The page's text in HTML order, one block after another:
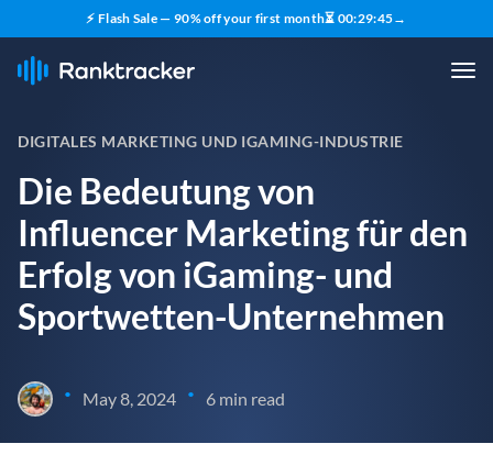
⚡ Flash Sale — 90% off your first month⏳ 00:29:43→
DIGITALES MARKETING UND IGAMING-INDUSTRIE
Die Bedeutung von
Influencer Marketing für den
Erfolg von iGaming- und
Sportwetten-Unternehmen
• May 8, 2024 • 6 min read